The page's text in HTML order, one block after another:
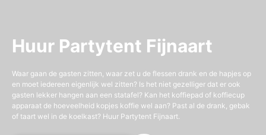
Huur Partytent Fijnaart
Waar gaan de gasten zitten, waar zet u de flessen drank en de hapjes op
en moet iedereen eigenlijk wel zitten? Is het niet gezelliger dat er ook
gasten lekker hangen aan een statafel? Kan het koffiepad of koffiecup
apparaat de hoeveelheid kopjes koffie wel aan? Past al de drank, gebak
of taart wel in de koelkast? Huur Partytent Fijnaart.